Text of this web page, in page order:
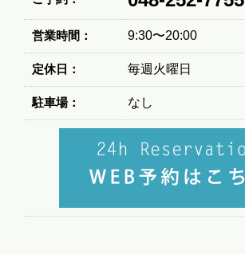
営業時間： 9:30〜20:00
定休日： 毎週火曜日
駐車場： なし